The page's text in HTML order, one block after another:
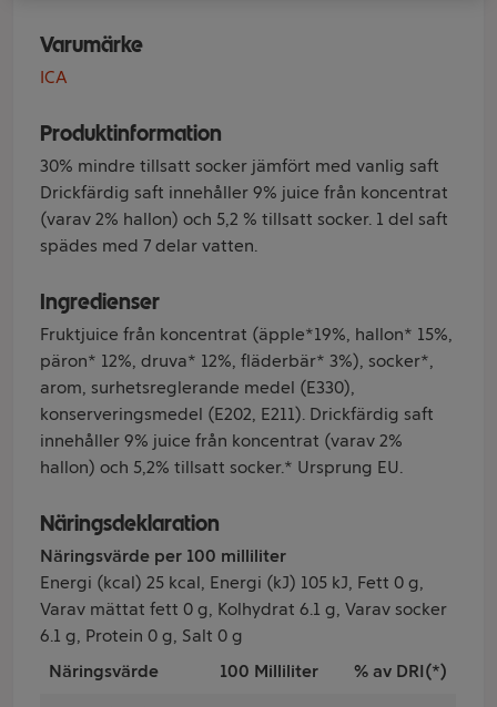
Varumärke
ICA
Produktinformation
30% mindre tillsatt socker jämfört med vanlig saft
Drickfärdig saft innehåller 9% juice från koncentrat
(varav 2% hallon) och 5,2 % tillsatt socker. 1 del saft
spädes med 7 delar vatten.
Ingredienser
Fruktjuice från koncentrat (äpple*19%, hallon* 15%,
päron* 12%, druva* 12%, fläderbär* 3%), socker*,
arom, surhetsreglerande medel (E330),
konserveringsmedel (E202, E211). Drickfärdig saft
innehåller 9% juice från koncentrat (varav 2%
hallon) och 5,2% tillsatt socker.* Ursprung EU.
Näringsdeklaration
Näringsvärde per 100 milliliter
Energi (kcal) 25 kcal, Energi (kJ) 105 kJ, Fett 0 g,
Varav mättat fett 0 g, Kolhydrat 6.1 g, Varav socker
6.1 g, Protein 0 g, Salt 0 g
Näringsvärde
100 Milliliter % av DRI(*)